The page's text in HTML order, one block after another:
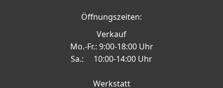
Öffnungszeiten:
Verkauf
Mo.-Fr.: 9:00-18:00 Uhr
Sa.: 10:00-14:00 Uhr
Werkstatt